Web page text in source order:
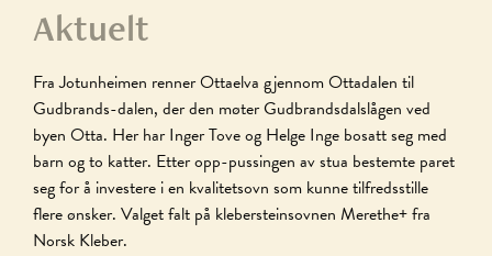
Aktuelt
Fra Jotunheimen renner Ottaelva gjennom Ottadalen til
Gudbrands-dalen, der den møter Gudbrandsdalslågen ved
byen Otta. Her har Inger Tove og Helge Inge bosatt seg med
barn og to katter. Etter opp-pussingen av stua bestemte paret
seg for å investere i en kvalitetsovn som kunne tilfredsstille
flere ønsker. Valget falt på klebersteinsovnen Merethe+ fra
Norsk Kleber.